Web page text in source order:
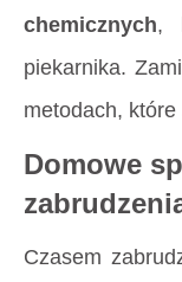
chemicznych,
piekarnika.
metodach,
Domowe
Czasem